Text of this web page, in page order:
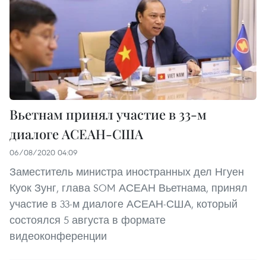
Вьетнам принял участие в 33-м
диалоге АСЕАН-США
06/08/2020 04:09
Заместитель министра иностранных дел Нгуен
Куок Зунг, глава SOM АСЕАН Вьетнама, принял
участие в 33-м диалоге АСЕАН-США, который
состоялся 5 августа в формате
видеоконференции